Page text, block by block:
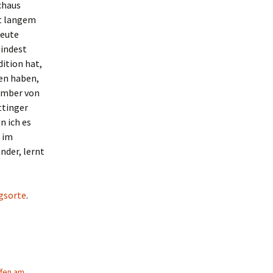
langem
hat,
haben,
von
ich es
im
lernt
.